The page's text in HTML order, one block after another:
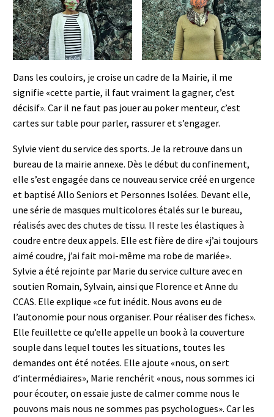
Dans les couloirs, je croise un cadre de la Mairie, il me
signifie «cette partie, il faut vraiment la gagner, c’est
décisif». Car il ne faut pas jouer au poker menteur, c’est
cartes sur table pour parler, rassurer et s’engager.
Sylvie vient du service des sports. Je la retrouve dans un
bureau de la mairie annexe. Dès le début du confinement,
elle s’est engagée dans ce nouveau service créé en urgence
et baptisé Allo Seniors et Personnes Isolées. Devant elle,
une série de masques multicolores étalés sur le bureau,
réalisés avec des chutes de tissu. Il reste les élastiques à
coudre entre deux appels. Elle est fière de dire «j’ai toujours
aimé coudre, j’ai fait moi-même ma robe de mariée».
Sylvie a été rejointe par Marie du service culture avec en
soutien Romain, Sylvain, ainsi que Florence et Anne du
CCAS. Elle explique «ce fut inédit. Nous avons eu de
l’autonomie pour nous organiser. Pour réaliser des fiches».
Elle feuillette ce qu’elle appelle un book à la couverture
souple dans lequel toutes les situations, toutes les
demandes ont été notées. Elle ajoute «nous, on sert
d‘intermédiaires», Marie renchérit «nous, nous sommes ici
pour écouter, on essaie juste de calmer comme nous le
pouvons mais nous ne sommes pas psychologues». Car les